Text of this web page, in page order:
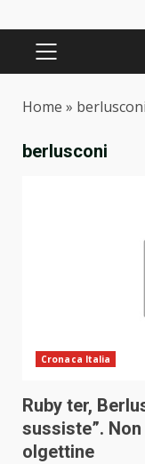
PRIMARY
Home » berlusconi
berlusconi
Cronaca Italia
Ruby ter,
sussiste”.
olgettine